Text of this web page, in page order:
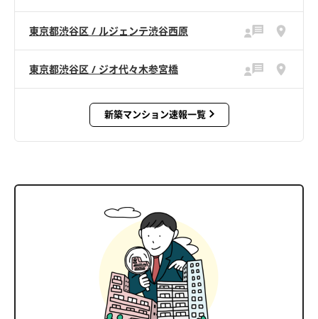
東京都渋谷区 / ルジェンテ渋谷西原
東京都渋谷区 / ジオ代々木参宮橋
新築マンション速報一覧